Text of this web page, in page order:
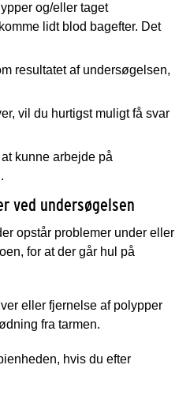
og/eller taget
lidt blod bagefter. Det
resultatet af undersøgelsen,
vil du hurtigst muligt få svar
kunne arbejde på
ved undersøgelsen
opstår problemer under eller
for at der går hul på
eller fjernelse af polypper
fra tarmen.
hvis du efter